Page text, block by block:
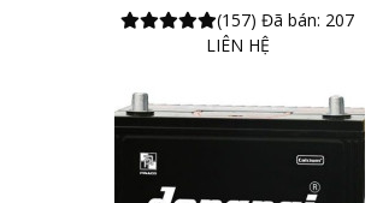
(157) Đã bán: 207
LIÊN HỆ